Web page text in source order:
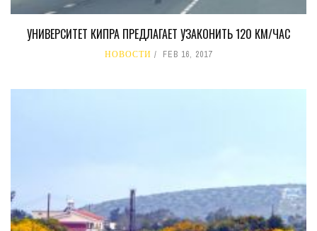
УНИВЕРСИТЕТ КИПРА ПРЕДЛАГАЕТ УЗАКОНИТЬ 120 КМ/ЧАС
НОВОСТИ FEB 16, 2017